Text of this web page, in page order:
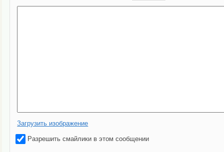
Загрузить изображение
Разрешить смайлики в этом сообщении